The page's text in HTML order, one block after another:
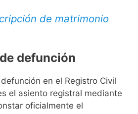
de matrimonio
defunción
en el Registro Civil
el asiento registral mediante
oficialmente el